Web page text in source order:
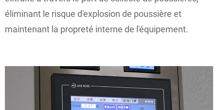
éliminant le risque d'explosion de poussière et
maintenant la propreté interne de l'équipement.